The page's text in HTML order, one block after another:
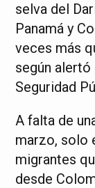
selva del
Panamá y
veces más
según
Seguridad
A falta de
marzo, solo
migrantes
desde